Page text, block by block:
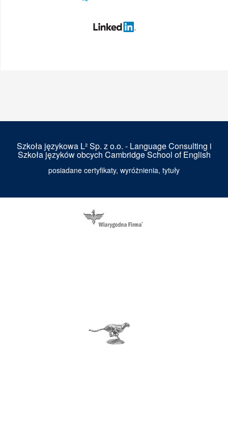
Szkoła językowa L² Sp. z o.o. - Language Consulting i
Szkoła języków obcych Cambridge School of English
posiadane certyfikaty, wyróżnienia, tytuły